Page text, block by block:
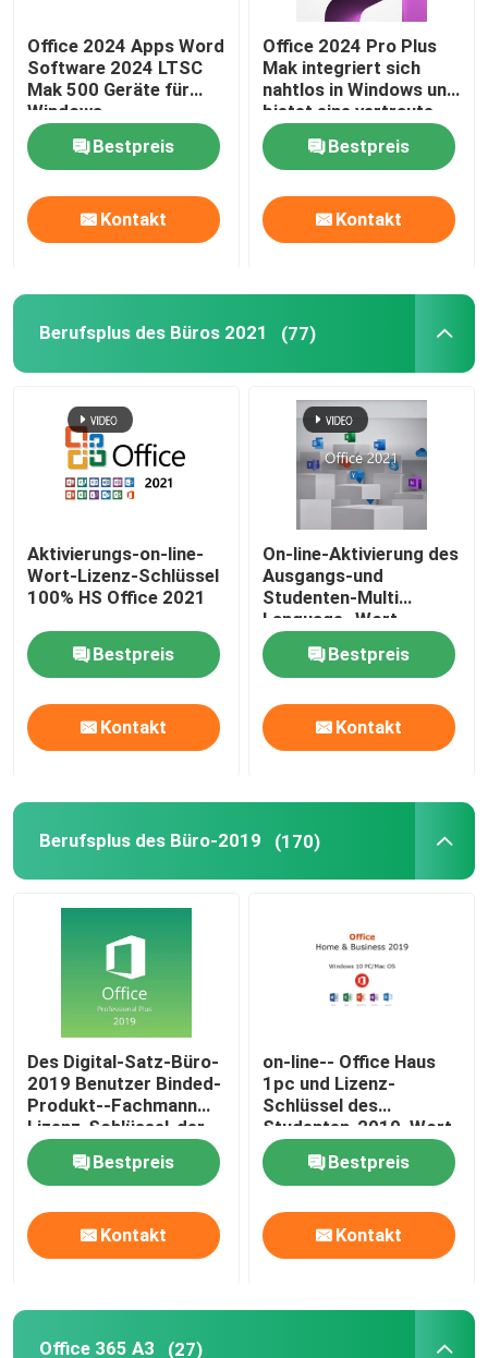
Office 2024 Apps Word
Software 2024 LTSC
Mak 500 Geräte für
Windows
Bestpreis
Kontakt
Office 2024 Pro Plus
Mak integriert sich
nahtlos in Windows und
bietet eine vertraute
und
benutzerfreundliche
Erfahrung
Bestpreis
Kontakt
Berufsplus des Büros 2021 (77)
Aktivierungs-on-line-
Wort-Lizenz-Schlüssel
100% HS Office 2021
Bestpreis
Kontakt
On-line-Aktivierung des
Ausgangs-und
Studenten-Multi
Language -Wort-
Lizenz-Schlüssel-2021
Bestpreis
Kontakt
Berufsplus des Büro-2019 (170)
Des Digital-Satz-Büro-
2019 Benutzer Binded-
Produkt--Fachmann
Lizenz-Schlüssel-der
Lebenszeit-1
Bestpreis
Kontakt
on-line-- Office Haus
1pc und Lizenz-
Schlüssel des
Studenten-2019, Wort-
Produkt-Schlüssel des
Hb-2019Bestpreis
Kontakt
Office 365 A3 (27)